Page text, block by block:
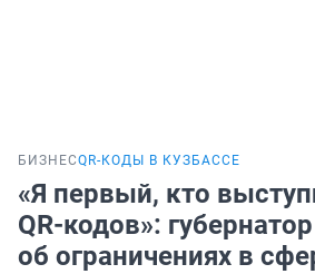
БИЗНЕСQR-КОДЫ В КУЗБАССЕ
«Я первый, кто
QR-кодов»:
об ограничениях в